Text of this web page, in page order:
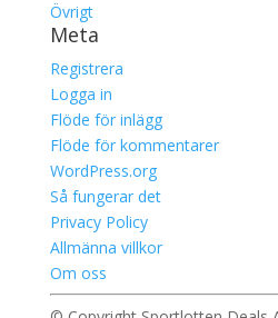
Övrigt
Meta
Registrera
Logga in
Flöde för inlägg
Flöde för kommentarer
WordPress.org
Så fungerar det
Privacy Policy
Allmänna villkor
Om oss